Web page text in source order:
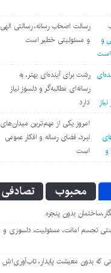
رسالت اصحاب رسانه، رسالتی الهی
و مسئولیتی خطیر است
رشت برای آینده‌ای بهتر، به
رسانه‌ای مطالبه‌گر و دلسوز نیاز
دارد
امروز یکی از مهم‌ترین میدان‌های
نبرد، فضای رسانه و افکار عمومی
است
محبوب تصادفی
بدون پنجره
تجسم امانت، مسئولیت، دلسوزی و
که بدون معیشت پایدار، تاب‌آوری‌اش